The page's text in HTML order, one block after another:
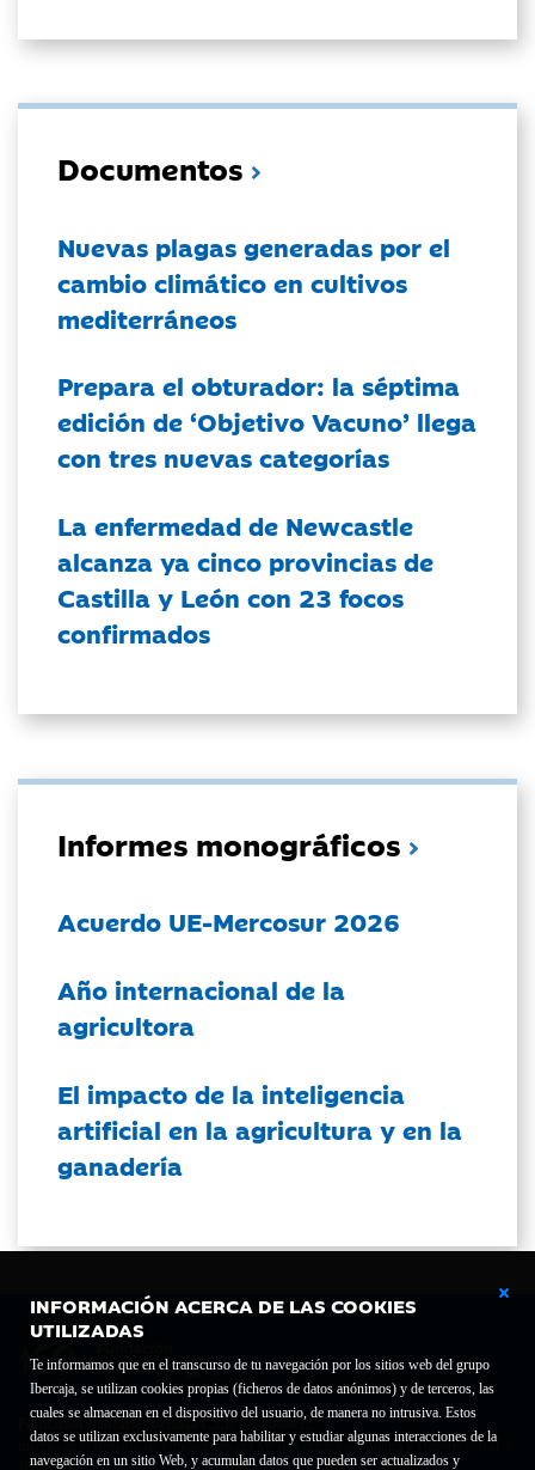
INFORMACIÓN ACERCA DE LAS COOKIES
UTILIZADAS
Te informamos que en el transcurso de tu navegación por los sitios web del grupo
Ibercaja, se utilizan cookies propias (ficheros de datos anónimos) y de terceros, las
cuales se almacenan en el dispositivo del usuario, de manera no intrusiva. Estos
datos se utilizan exclusivamente para habilitar y estudiar algunas interacciones de la
navegación en un sitio Web, y acumulan datos que pueden ser actualizados y
Documentos
Nuevas plagas generadas por el
cambio climático en cultivos
mediterráneos
Prepara el obturador: la séptima
edición de ‘Objetivo Vacuno’ llega
con tres nuevas categorías
La enfermedad de Newcastle
alcanza ya cinco provincias de
Castilla y León con 23 focos
confirmados
Informes monográficos
Acuerdo UE-Mercosur 2026
Año internacional de la
agricultora
El impacto de la inteligencia
artificial en la agricultura y en la
ganadería
Fundación Bancaria Ibercaja C.I.F. G-50000652.
Inscrita en el Registro de Fundaciones del Mº de Educación, Cultura y Deporte con el nº